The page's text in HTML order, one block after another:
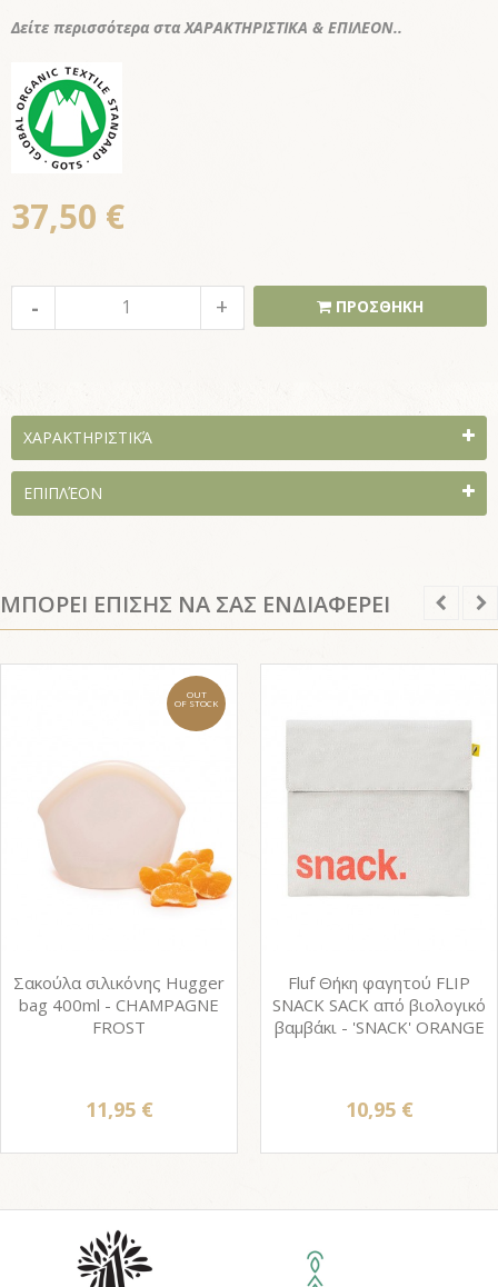
Δείτε περισσότερα στα ΧΑΡΑΚΤΗΡΙΣΤΙΚΑ & ΕΠΙΛΕΟΝ..
37,50 €
ΠΡΟΣΘΗΚΗ
ΧΑΡΑΚΤΗΡΙΣΤΙΚΆ
ΕΠΙΠΛΈΟΝ
ΜΠΟΡΕΙ ΕΠΙΣΗΣ ΝΑ ΣΑΣ ΕΝΔΙΑΦΕΡΕΙ
OUT
OF STOCK
Σακούλα σιλικόνης Hugger
bag 400ml - CHAMPAGNE
FROST
11,95 €
Fluf Θήκη φαγητού FLIP
SNACK SACK από βιολογικό
βαμβάκι - 'SNACK' ORANGE
10,95 €